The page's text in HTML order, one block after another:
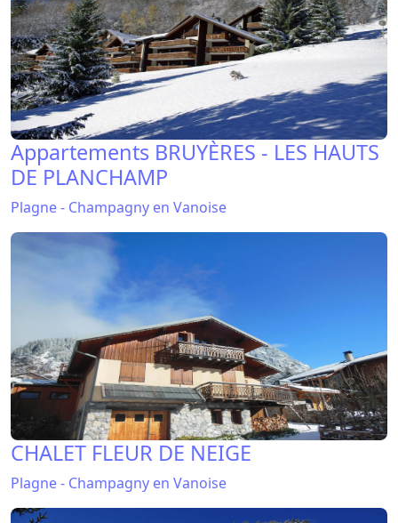
Appartements BRUYÈRES - LES HAUTS
DE PLANCHAMP
Plagne - Champagny en Vanoise
CHALET FLEUR DE NEIGE
Plagne - Champagny en Vanoise